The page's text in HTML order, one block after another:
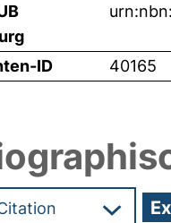
ID 40165